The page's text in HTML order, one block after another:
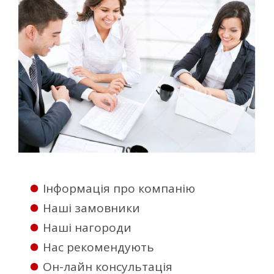
Інформація про компанію
Наші замовники
Наші нагороди
Нас рекомендують
Он-лайн консультація